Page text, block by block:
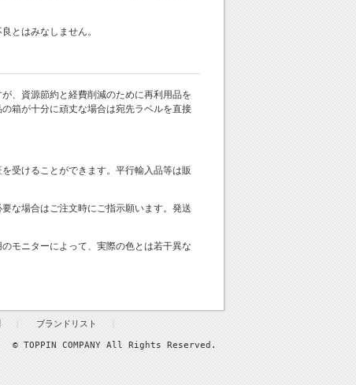
とはみなしません。
、資源節約と経費削減のために再利用品を
箱が十分に頑丈な場合は宛先ラベルを直接
受けることができます。平行輸入品等は販
な場合はご注文時にご指示願います。発送
モニターによって、実際の色とは若干異な
ブランドリスト
© TOPPIN COMPANY All Rights Reserved.